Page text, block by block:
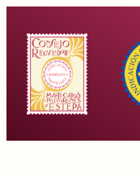
contenido